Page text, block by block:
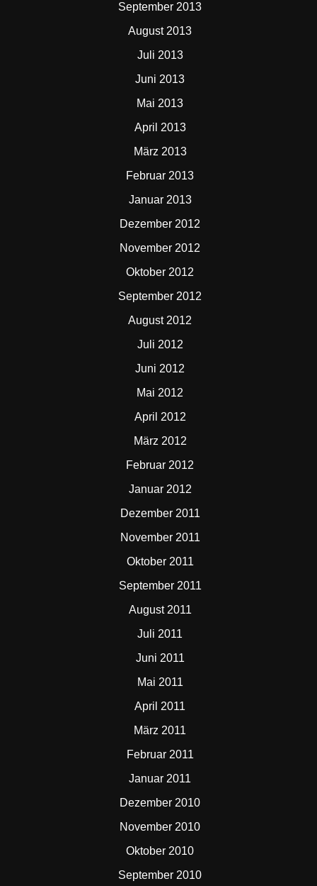
September 2013
August 2013
Juli 2013
Juni 2013
Mai 2013
April 2013
März 2013
Februar 2013
Januar 2013
Dezember 2012
November 2012
Oktober 2012
September 2012
August 2012
Juli 2012
Juni 2012
Mai 2012
April 2012
März 2012
Februar 2012
Januar 2012
Dezember 2011
November 2011
Oktober 2011
September 2011
August 2011
Juli 2011
Juni 2011
Mai 2011
April 2011
März 2011
Februar 2011
Januar 2011
Dezember 2010
November 2010
Oktober 2010
September 2010